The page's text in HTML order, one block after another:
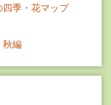
四季・花マップ
編